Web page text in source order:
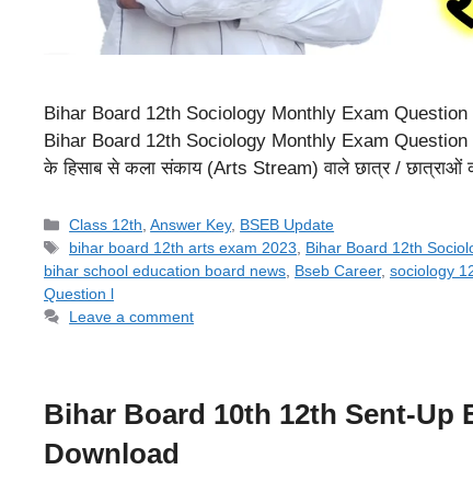
Bihar Board 12th Sociology Monthly Exam Question
Bihar Board 12th Sociology Monthly Exam Question
के हिसाब से कला संकाय (Arts Stream) वाले छात्र /
Categories
Class 12th,Answer Key, BSEB Update
Tags
bihar board 12th arts exam 2023, Bihar Board 12th
bihar school education board news, Bseb Career, sociology
Question l
Leave a comment
Bihar Board 10th 12th Sent-Up
Download